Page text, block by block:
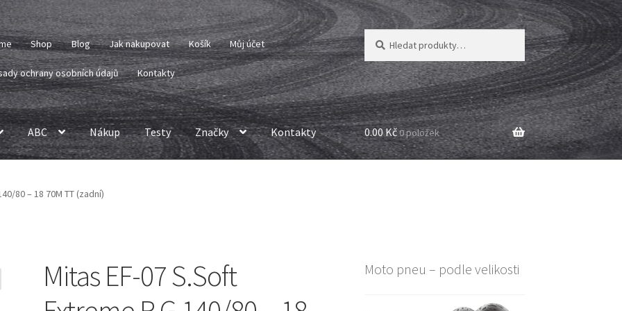
Shop Blog Jak nakupovat Košík Můj účet
ochrany osobních údajů Kontakty
Hledat:
Hledat
ABC Nákup Testy Značky Kontakty 0.00 Kč0 položek
80 – 18 70M TT (zadní)
Mitas EF-07 S.Soft
Moto pneu – podle velikosti